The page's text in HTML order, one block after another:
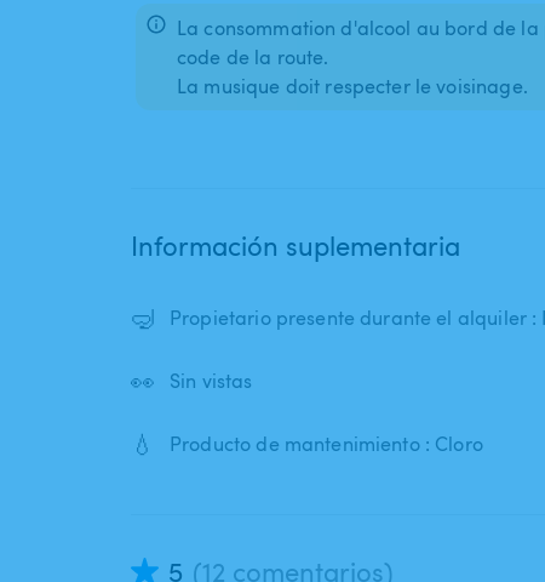
La consommation d'alcool au bord de
code de la route.
La musique doit respecter le voisinage.
Información suplementaria
🤿 Propietario presente durante el alquiler :
👀 Sin vistas
💧 Producto de mantenimiento : Cloro
5 (12 comentarios)